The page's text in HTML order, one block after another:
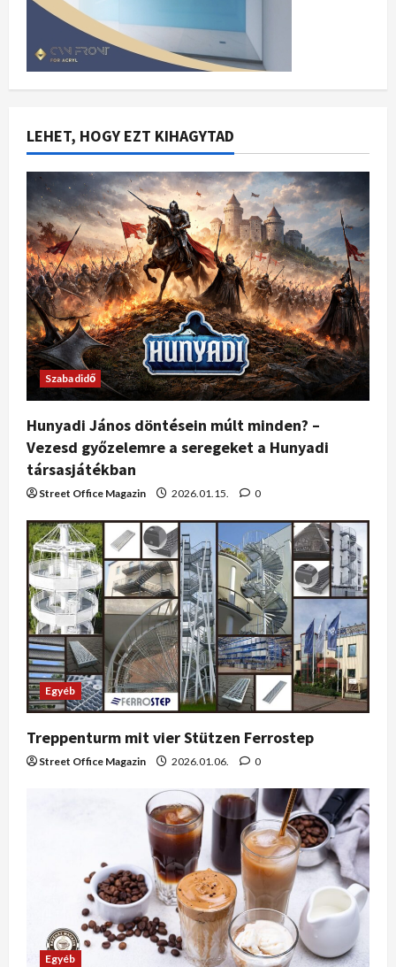
LEHET, HOGY EZT KIHAGYTAD
Szabadidő
Hunyadi János döntésein múlt minden? –
Vezesd győzelemre a seregeket a Hunyadi
társasjátékban
Street Office Magazin 2026.01.15. 0
Egyéb
Treppenturm mit vier Stützen Ferrostep
Street Office Magazin 2026.01.06. 0
Egyéb